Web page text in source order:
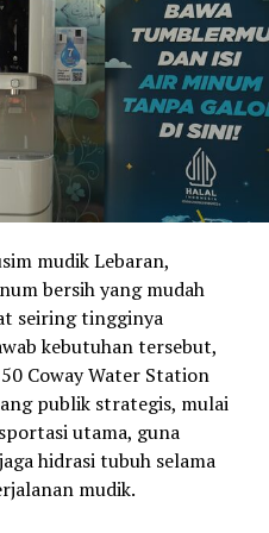
baru yang bisa dinikmati
akhir pekan Peken
Kotagede: Selasa
WIB.
tetap berlangsung
WIB. Setelah itu,
Parade DJ bersama
WIB.
pulang ke akar. Kami
bukan hanya
menjadi bagian dari
ke depannya
kehangatan dan
di Kotagede,” ujar
tersebut.
mudik Lebaran,
bersih yang mudah
seiring tingginya
kebutuhan tersebut,
Coway Water Station
publik strategis, mulai
utama, guna
hidrasi tubuh selama
mudik.